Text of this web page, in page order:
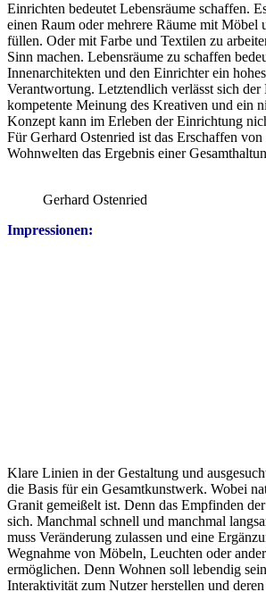
Einrichten bedeutet Lebensräume schaffen.
einen Raum oder mehrere Räume mit Möbel
füllen. Oder mit Farbe und Textilen zu
Sinn machen. Lebensräume zu schaffen
Innenarchitekten und den Einrichter ein
Verantwortung. Letztendlich verlässt sich
kompetente Meinung des Kreativen und ein
Konzept kann im Erleben der Einrichtung
Für Gerhard Ostenried ist das Erschaffen von
Wohnwelten das Ergebnis einer
Gerhard Ostenried
Impressionen:
Klare Linien in der Gestaltung und
die Basis für ein Gesamtkunstwerk. Wobei
Granit gemeißelt ist. Denn das Empfinden
sich. Manchmal schnell und manchmal
muss Veränderung zulassen und eine
Wegnahme von Möbeln, Leuchten oder
ermöglichen. Denn Wohnen soll lebendig
Interaktivität zum Nutzer herstellen und